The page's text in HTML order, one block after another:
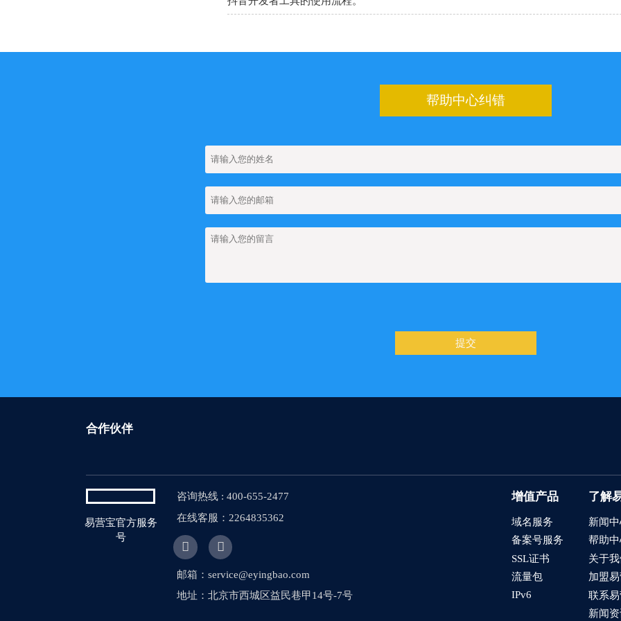
帮助中心纠错
提交
合作伙伴
易营宝官方服务
号
咨询热线 : 400-655-2477
在线客服：2264835362
 
邮箱：service@eyingbao.com
地址：北京市西城区益民巷甲14号-7号
增值产品
域名服务
备案号服务
SSL证书
流量包
IPv6
了解
新闻
帮助
关于
加盟
联系
新闻